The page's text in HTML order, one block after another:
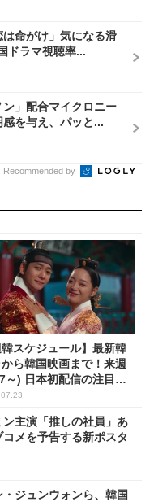
命がけ」気になる滑
ドラマ視聴率...
」配合マイクロニー
感を与え、パッと...
Recommended by
韓スケジュール】最新韓
から韓国映画まで！来週
～) 日本初配信の注目作3
主演「推しの社員」あ
メを予告する新ポスタ
ジュンウォンら、韓国